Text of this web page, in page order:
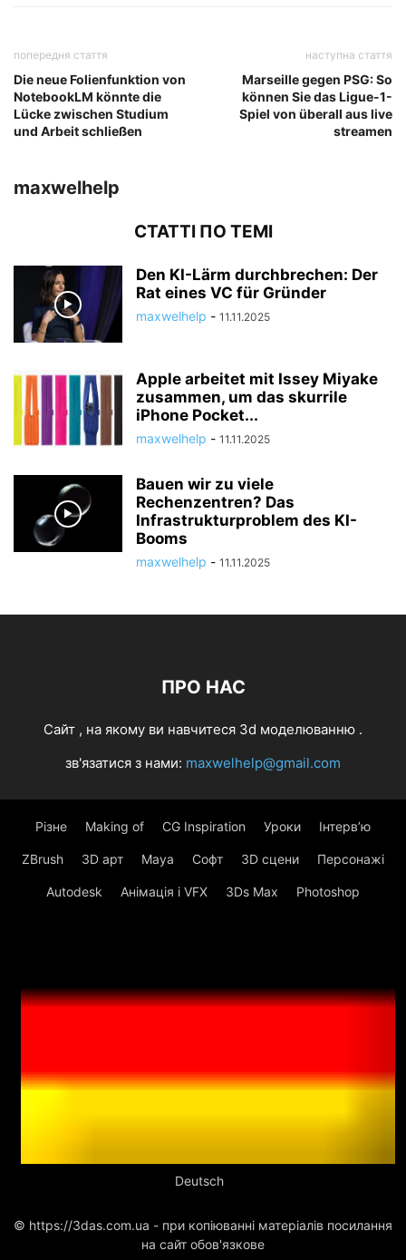
попередня стаття
Die neue Folienfunktion von
NotebookLM könnte die
Lücke zwischen Studium
und Arbeit schließen
наступна стаття
Marseille gegen PSG: So
können Sie das Ligue-1-
Spiel von überall aus live
streamen
maxwelhelp
СТАТТІ ПО ТЕМІ
Den KI-Lärm durchbrechen: Der
Rat eines VC für Gründer
maxwelhelp - 11.11.2025
Apple arbeitet mit Issey Miyake
zusammen, um das skurrile
iPhone Pocket...
maxwelhelp - 11.11.2025
Bauen wir zu viele
Rechenzentren? Das
Infrastrukturproblem des KI-
Booms
maxwelhelp - 11.11.2025
ПРО НАС
Cайт , на якому ви навчитеся 3d моделюванню .
зв'язатися з нами: maxwelhelp@gmail.com
Різне Making of CG Inspiration Уроки Інтерв’ю
ZBrush 3D арт Maya Софт 3D сцени Персонажі
Autodesk Анімація і VFX 3Ds Max Photoshop
Deutsch
© https://3das.com.ua - при копіюванні матеріалів посилання
на сайт обов'язкове